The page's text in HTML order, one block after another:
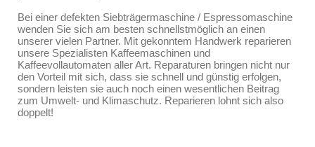
Bei einer defekten Siebträgermaschine / Espressomaschine
wenden Sie sich am besten schnellstmöglich an einen
unserer vielen Partner. Mit gekonntem Handwerk reparieren
unsere Spezialisten Kaffeemaschinen und
Kaffeevollautomaten aller Art. Reparaturen bringen nicht nur
den Vorteil mit sich, dass sie schnell und günstig erfolgen,
sondern leisten sie auch noch einen wesentlichen Beitrag
zum Umwelt- und Klimaschutz. Reparieren lohnt sich also
doppelt!